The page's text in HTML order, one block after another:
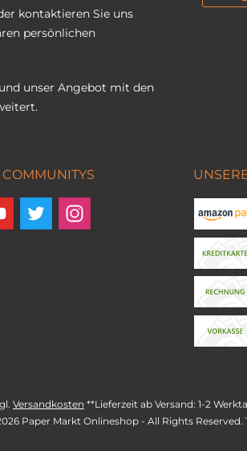
kontaktieren Sie uns
persönlichen
unser Angebot mit den
Versandkosten **Lieferzeit ab Versand: 1-2
Paper Markt Onlineshop - All Rights Reserved.